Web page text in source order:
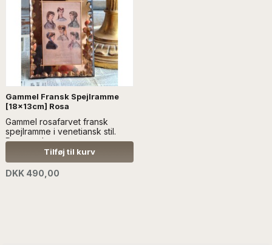
Gammel Fransk Spejlramme
[18x13cm] Rosa
Gammel rosafarvet fransk
spejlramme i venetiansk stil.
Rammen har et præget
spejlglas ..Læs mere SÆLGES
UDEN ANDEN DEKORATION
Tilføj til kurv
DKK 490,00